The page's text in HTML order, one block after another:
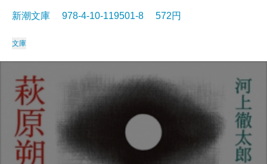
新潮文庫 978-4-10-119501-8 572円
文庫